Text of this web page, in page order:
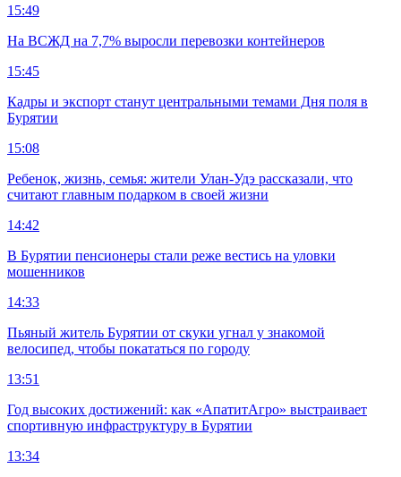
15:49
На ВСЖД на 7,7% выросли перевозки контейнеров
15:45
Кадры и экспорт станут центральными темами Дня поля в
Бурятии
15:08
Ребенок, жизнь, семья: жители Улан-Удэ рассказали, что
считают главным подарком в своей жизни
14:42
В Бурятии пенсионеры стали реже вестись на уловки
мошенников
14:33
Пьяный житель Бурятии от скуки угнал у знакомой
велосипед, чтобы покататься по городу
13:51
Год высоких достижений: как «АпатитАгро» выстраивает
спортивную инфраструктуру в Бурятии
13:34